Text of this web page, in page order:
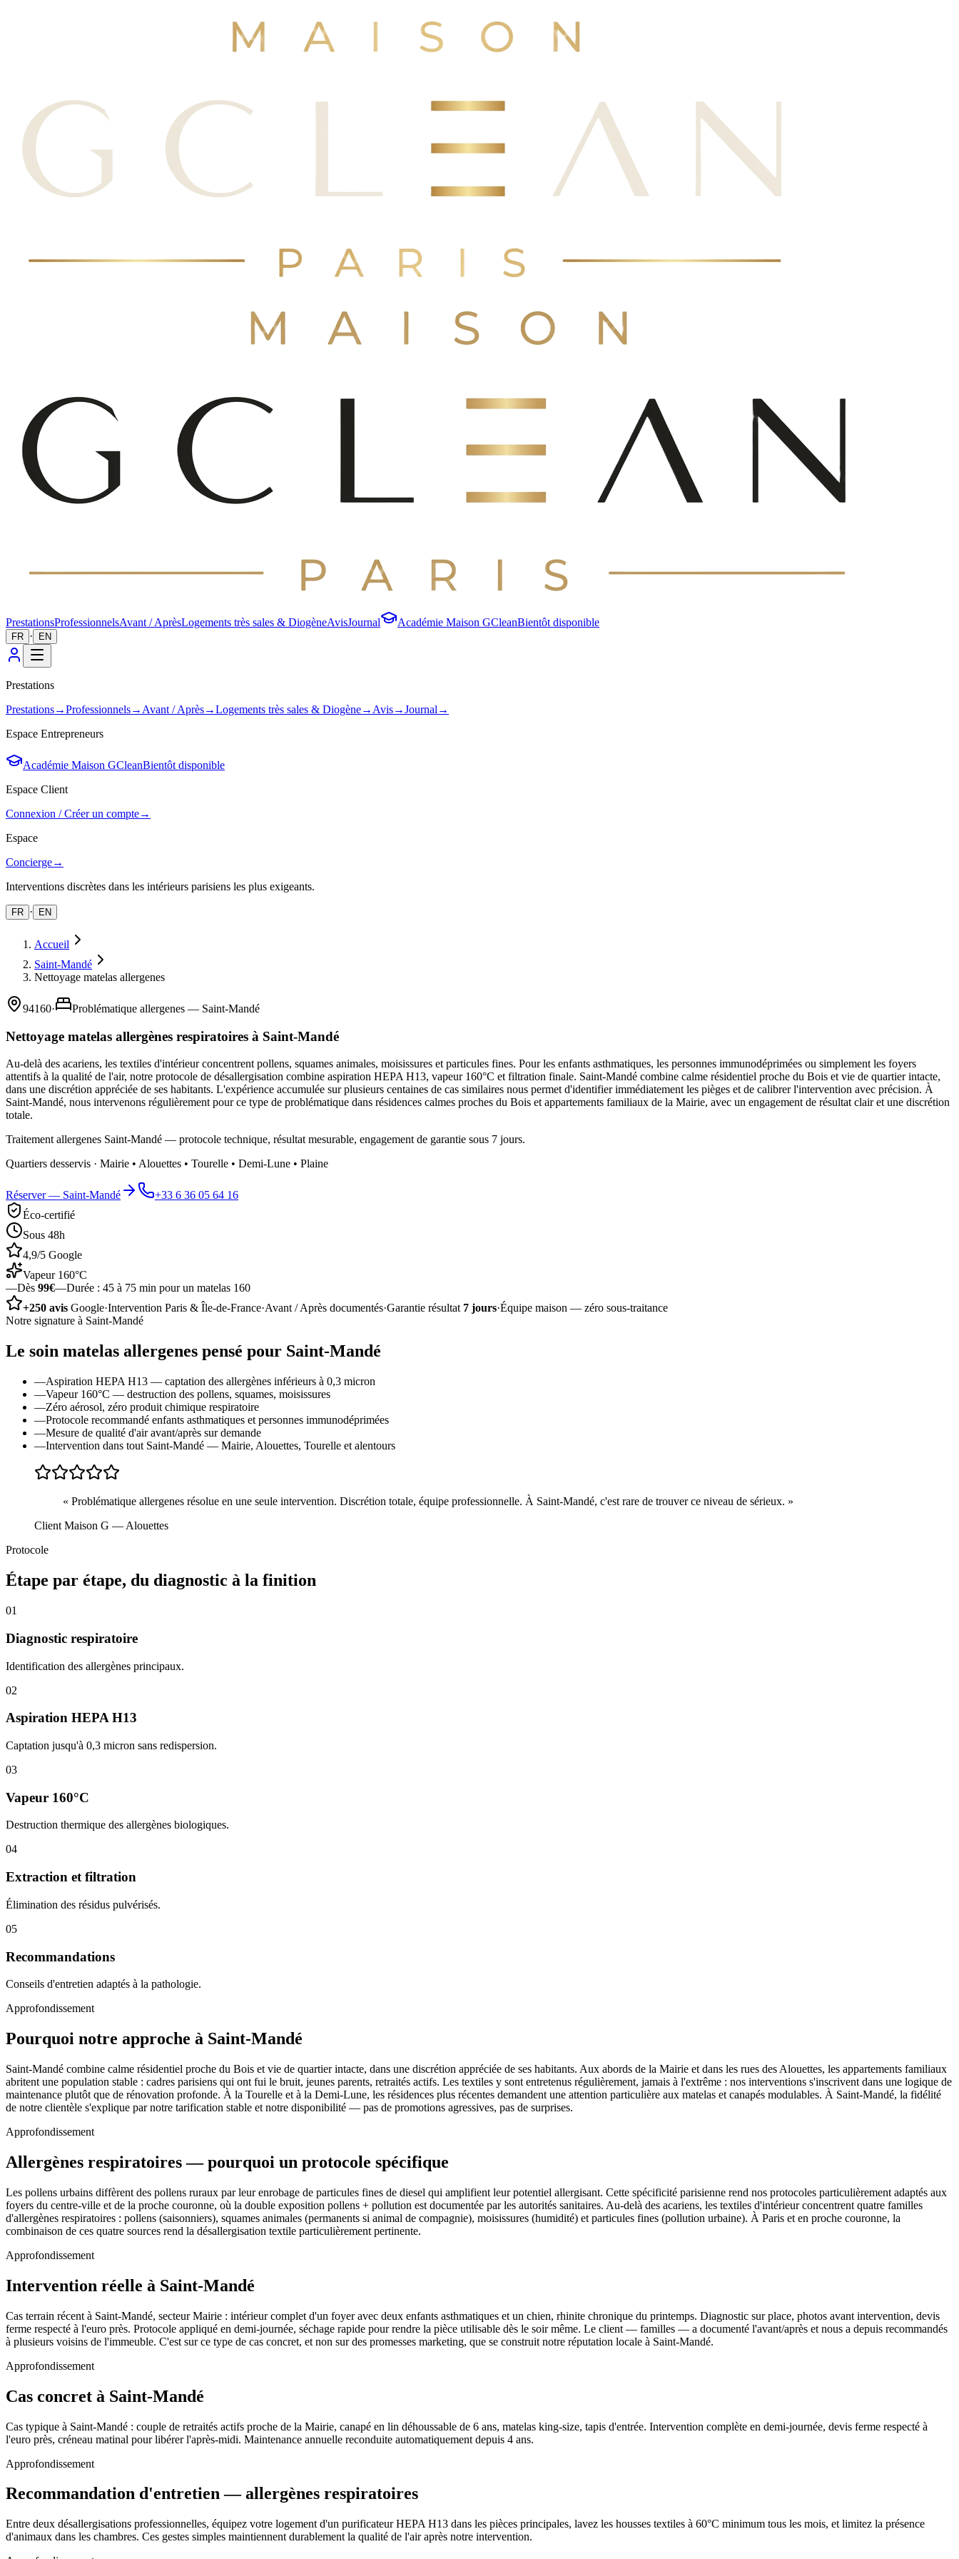
PrestationsProfessionnelsAvant / AprèsLogements très sales & DiogèneAvisJournal Académie Maison GCleanBientôt disponible
FR · EN
Prestations
Prestations→Professionnels→ Avant / Après→Logements très sales & Diogène→ Avis→Journal →
Espace Entrepreneurs
Académie Maison GCleanBientôt disponible
Espace Client
Connexion / Créer un compte→
Espace
Concierge→
Interventions discrètes dans les intérieurs parisiens les plus exigeants.
FR · EN
Accueil
Saint-Mandé
Nettoyage matelas allergenes
94160· Problématique allergenes — Saint-Mandé
Nettoyage matelas allergènes respiratoires à Saint-Mandé
Au-delà des acariens, les textiles d'intérieur concentrent pollens, squames animales, moisissures et particules fines. Pour les enfants asthmatiques, les personnes immunodéprimées ou simplement les foyers
attentifs à la qualité de l'air, notre protocole de désallergisation combine aspiration HEPA H13, vapeur 160°C et filtration finale. Saint-Mandé combine calme résidentiel proche du Bois et vie de quartier intacte,
dans une discrétion appréciée de ses habitants. L'expérience accumulée sur plusieurs centaines de cas similaires nous permet d'identifier immédiatement les pièges et de calibrer l'intervention avec précision. À
Saint-Mandé, nous intervenons régulièrement pour ce type de problématique dans résidences calmes proches du Bois et appartements familiaux de la Mairie, avec un engagement de résultat clair et une discrétion
totale.
Traitement allergenes Saint-Mandé — protocole technique, résultat mesurable, engagement de garantie sous 7 jours.
Quartiers desservis · Mairie • Alouettes • Tourelle • Demi-Lune • Plaine
Réserver — Saint-Mandé
+33 6 36 05 64 16
Éco-certifié
Sous 48h
4,9/5 Google
Vapeur 160°C
—Dès 99€—Durée : 45 à 75 min pour un matelas 160
+250 avis Google·Intervention Paris & Île-de-France·Avant / Après documentés·Garantie résultat 7 jours·Équipe maison — zéro sous-traitance
Notre signature à Saint-Mandé
Le soin matelas allergenes pensé pour Saint-Mandé
—Aspiration HEPA H13 — captation des allergènes inférieurs à 0,3 micron
—Vapeur 160°C — destruction des pollens, squames, moisissures
—Zéro aérosol, zéro produit chimique respiratoire
—Protocole recommandé enfants asthmatiques et personnes immunodéprimées
—Mesure de qualité d'air avant/après sur demande
—Intervention dans tout Saint-Mandé — Mairie, Alouettes, Tourelle et alentours
« Problématique allergenes résolue en une seule intervention. Discrétion totale, équipe professionnelle. À Saint-Mandé, c'est rare de trouver ce niveau de sérieux. »
Client Maison G — Alouettes
Protocole
Étape par étape, du diagnostic à la finition
01
Diagnostic respiratoire
Identification des allergènes principaux.
02
Aspiration HEPA H13
Captation jusqu'à 0,3 micron sans redispersion.
03
Vapeur 160°C
Destruction thermique des allergènes biologiques.
04
Extraction et filtration
Élimination des résidus pulvérisés.
05
Recommandations
Conseils d'entretien adaptés à la pathologie.
Approfondissement
Pourquoi notre approche à Saint-Mandé
Saint-Mandé combine calme résidentiel proche du Bois et vie de quartier intacte, dans une discrétion appréciée de ses habitants. Aux abords de la Mairie et dans les rues des Alouettes, les appartements familiaux
abritent une population stable : cadres parisiens qui ont fui le bruit, jeunes parents, retraités actifs. Les textiles y sont entretenus régulièrement, jamais à l'extrême : nos interventions s'inscrivent dans une logique de
maintenance plutôt que de rénovation profonde. À la Tourelle et à la Demi-Lune, les résidences plus récentes demandent une attention particulière aux matelas et canapés modulables. À Saint-Mandé, la fidélité
de notre clientèle s'explique par notre tarification stable et notre disponibilité — pas de promotions agressives, pas de surprises.
Approfondissement
Allergènes respiratoires — pourquoi un protocole spécifique
Les pollens urbains diffèrent des pollens ruraux par leur enrobage de particules fines de diesel qui amplifient leur potentiel allergisant. Cette spécificité parisienne rend nos protocoles particulièrement adaptés aux
foyers du centre-ville et de la proche couronne, où la double exposition pollens + pollution est documentée par les autorités sanitaires. Au-delà des acariens, les textiles d'intérieur concentrent quatre familles
d'allergènes respiratoires : pollens (saisonniers), squames animales (permanents si animal de compagnie), moisissures (humidité) et particules fines (pollution urbaine). À Paris et en proche couronne, la
combinaison de ces quatre sources rend la désallergisation textile particulièrement pertinente.
Approfondissement
Intervention réelle à Saint-Mandé
Cas terrain récent à Saint-Mandé, secteur Mairie : intérieur complet d'un foyer avec deux enfants asthmatiques et un chien, rhinite chronique du printemps. Diagnostic sur place, photos avant intervention, devis
ferme respecté à l'euro près. Protocole appliqué en demi-journée, séchage rapide pour rendre la pièce utilisable dès le soir même. Le client — familles — a documenté l'avant/après et nous a depuis recommandés
à plusieurs voisins de l'immeuble. C'est sur ce type de cas concret, et non sur des promesses marketing, que se construit notre réputation locale à Saint-Mandé.
Approfondissement
Cas concret à Saint-Mandé
Cas typique à Saint-Mandé : couple de retraités actifs proche de la Mairie, canapé en lin déhoussable de 6 ans, matelas king-size, tapis d'entrée. Intervention complète en demi-journée, devis ferme respecté à
l'euro près, créneau matinal pour libérer l'après-midi. Maintenance annuelle reconduite automatiquement depuis 4 ans.
Approfondissement
Recommandation d'entretien — allergènes respiratoires
Entre deux désallergisations professionnelles, équipez votre logement d'un purificateur HEPA H13 dans les pièces principales, lavez les housses textiles à 60°C minimum tous les mois, et limitez la présence
d'animaux dans les chambres. Ces gestes simples maintiennent durablement la qualité de l'air après notre intervention.